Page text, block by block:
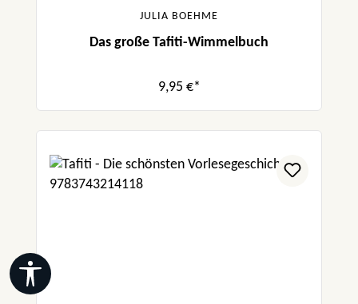
JULIA BOEHME
Das große Tafiti-Wimmelbuch
9,95 €*
Werkzeugleiste anzeigen